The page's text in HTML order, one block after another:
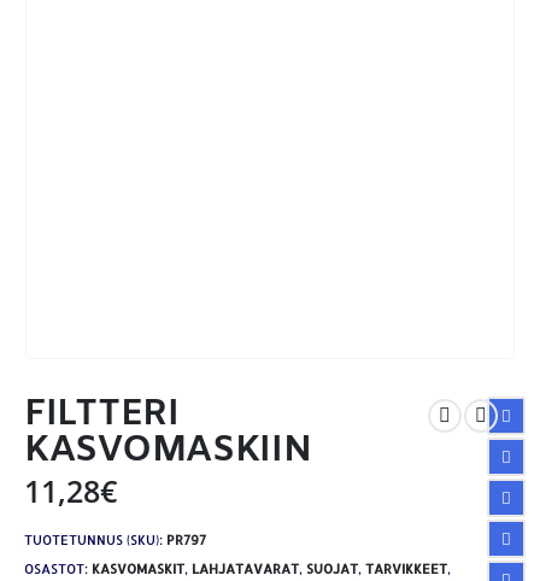
FILTTERI
KASVOMASKIIN
11,28€
TUOTETUNNUS (SKU): PR797
OSASTOT: KASVOMASKIT, LAHJATAVARAT, SUOJAT, TARVIKKEET,